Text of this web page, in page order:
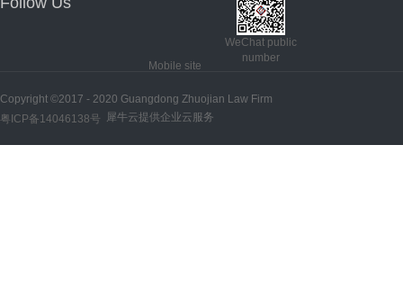
Copyright ©2017 - 2020 Guangdong Zhuojian Law Firm
粤ICP备14046138号
犀牛云提供企业云服务
Mobile site
WeChat public
number